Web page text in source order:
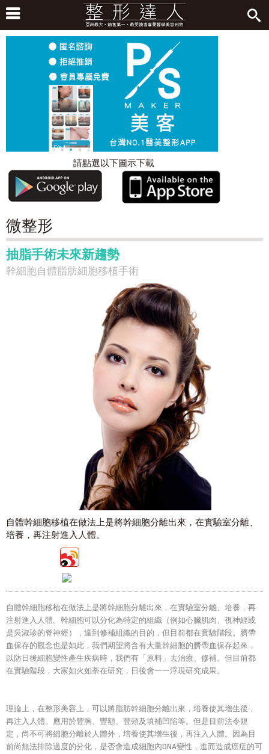
請點選以下圖示下載
微整形
抽脂手術未來新趨勢
幹細胞自體脂肪細胞移植手術
自體幹細胞移植在做法上是將幹細胞分離出來，在實驗室分離、
培養，再注射進入人體。
自體幹細胞移植在做法上是將幹細胞分離出來，在實驗室分離、培養，再
注射進入人體。幹細胞可以分化為特定的組織（例如心臟肌肉、視神經或
是吳淑珍的脊神經），達到修補組織的目的，但目前都在實驗階段。臍帶
血保存的觀念也是如此，我們期望將含有大量幹細胞的臍帶血保存起來，
以防日後細胞變性產生疾病時，我們有「原料」去治療、修補。但目前都
在實驗階段，大家如火如荼在研究，日後會一一浮現研究成果。
理論上，在整形美容上，可以將脂肪幹細胞分離出來，培養使其增生後，
再注入人體。應用於豐胸、豐額、豐頰及填補凹陷等。但是目前法令規
定，尚不可將細胞分離於人體外，培養使其增生後，再注入人體。因為目
前尚無法排除過度的分化，是否會造成細胞內DNA變性，進而造成癌症的可